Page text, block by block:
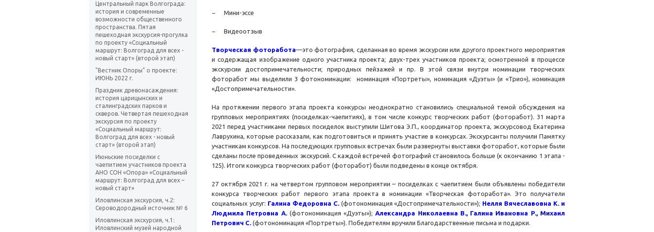
Центральный парк Волгограда:
история и современные
возможности общественного
пространства. Пятая
пешеходная экскурсия-прогулка
по проекту «Социальный
маршрут: Волгоград для всех -
новый старт» (второй этап)
"Вестник Опоры" о проекте:
ИЮНЬ 2022 г.
Праздник древонасаждения:
история царицынских и
сталинградских парков и
скверов. Четвертая пешеходная
экскурсия по проекту
«Социальный маршрут:
Волгоград для всех - новый
старт» (второй этап)
Июньские посиделки с
чаепитием участников проекта
АНО СОН «Опора» «Социальный
маршрут: Волгоград для всех –
новый старт»
Иловлинская экскурсия, ч.2:
Сероводородный источник № 6
Иловлинская экскурсия, ч.1:
Иловлинский музей народной
− Мини-эссе
− Видеоотзыв
Творческая фоторабота—это фотография, сделанная во время экскурсии или другого проектного мероприятия
и содержащая изображение одного участника проекта; двух-трех участников проекта; осмотренной в процессе
экскурсии достопримечательности; природных пейзажей и пр. В этой связи внутри номинации творческих
фоторабот мы выделили 3 фотономинации: номинация «Портреты», номинация «Дуэты» (и «Трио»), номинация
«Достопримечательности».
На протяжении первого этапа проекта конкурсы неоднократно становились специальной темой обсуждения на
групповых мероприятиях (посиделках-чаепитиях), в том числе конкурс творческих работ (фоторабот). 31 марта
2021 перед участниками первых посиделок выступили Шитова Э.П., координатор проекта, экскурсовод Екатерина
Лаврухина, которые рассказали, как подготовиться и принять участие в конкурсах. Экскурсанты получили Памятку
участникам конкурсов. На последующих групповых встречах были развернуты выставки фоторабот, которые были
сделаны после проведенных экскурсий. С каждой встречей фотографий становилось больше (к окончанию 1 этапа -
125). Итоги конкурса творческих работ (фоторабот) были подведены в конце октября.
27 октября 2021 г. на четвертом групповом мероприятии – посиделках с чаепитием были объявлены победители
конкурса творческих работ первого этапа проекта в номинации «Творческая фоторабота». Это получатели
социальных услуг: Галина Федоровна С.(фотономинация «Достопримечательности»); Нелля Вячеславовна К. и
Людмила Петровна А.(фотономинация «Дуэты»);Александра Николаевна В., Галина Ивановна Р., Михаил
Петрович С. (фотономинация «Портреты»). Победителям вручили Благодарственные письма и подарки.